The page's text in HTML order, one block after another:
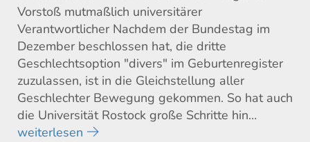
Vorstoß mutmaßlich universitärer
Verantwortlicher Nachdem der Bundestag im
Dezember beschlossen hat, die dritte
Geschlechtsoption "divers" im Geburtenregister
zuzulassen, ist in die Gleichstellung aller
Geschlechter Bewegung gekommen. So hat auch
die Universität Rostock große Schritte hin…
weiterlesen